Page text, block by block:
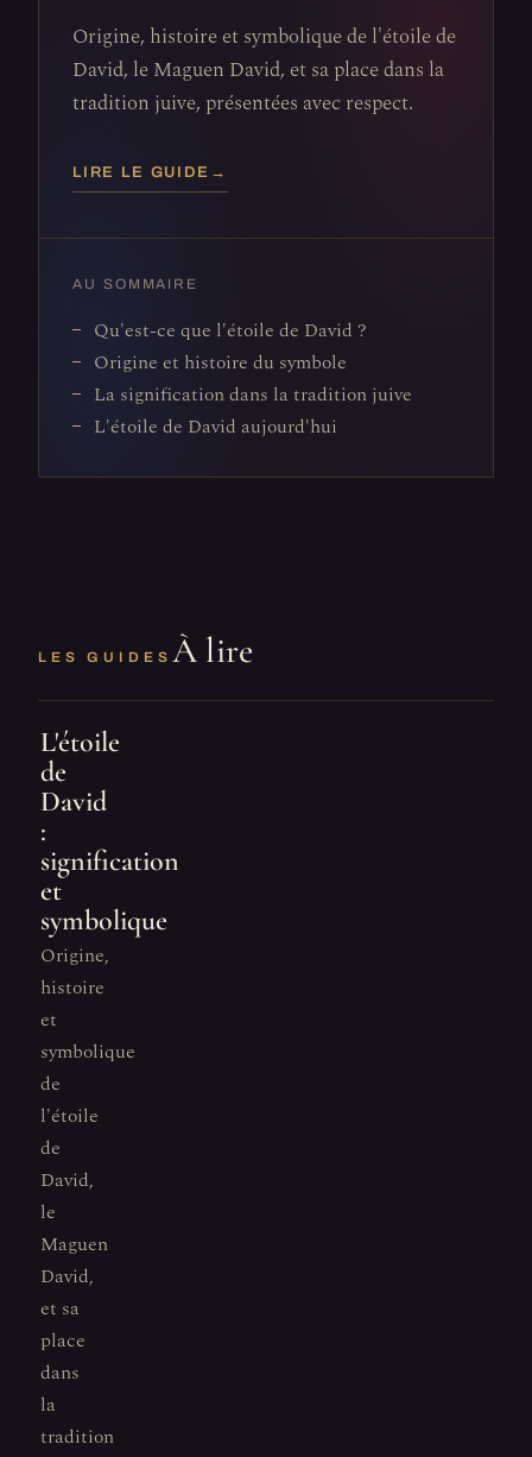
Origine, histoire et symbolique de l'étoile de
David, le Maguen David, et sa place dans la
tradition juive, présentées avec respect.
LIRE LE GUIDE →
AU SOMMAIRE
Qu'est-ce que l'étoile de David ?
Origine et histoire du symbole
La signification dans la tradition juive
L'étoile de David aujourd'hui
LES GUIDES À lire
L'étoile
de
David
:
signification
et
symbolique
Origine,
histoire
et
symbolique
de
l'étoile
de
David,
le
Maguen
David,
et sa
place
dans
la
tradition